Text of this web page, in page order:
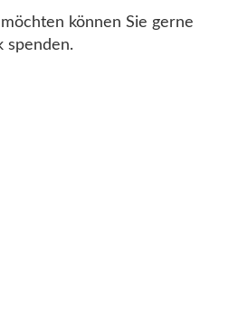
können Sie gerne
spenden.